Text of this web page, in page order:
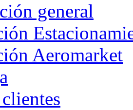
general
Aeromarket